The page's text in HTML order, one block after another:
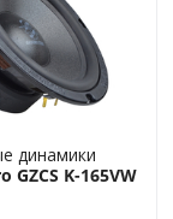
динамики
GZCS K-165VW